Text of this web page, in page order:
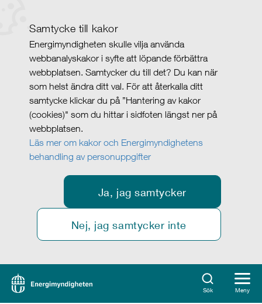
Samtycke till kakor
Energimyndigheten skulle vilja använda
webbanalyskakor i syfte att löpande förbättra
webbplatsen. Samtycker du till det? Du kan när
som helst ändra ditt val. För att återkalla ditt
samtycke klickar du på ”Hantering av kakor
(cookies)" som du hittar i sidfoten längst ner på
webbplatsen.
Läs mer om kakor och Energimyndighetens
behandling av personuppgifter
Ja, jag samtycker
Nej, jag samtycker inte
Sök Meny